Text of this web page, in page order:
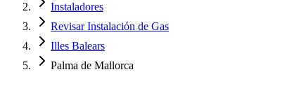
Instaladores
Revisar Instalación de Gas
Illes Balears
Palma de Mallorca